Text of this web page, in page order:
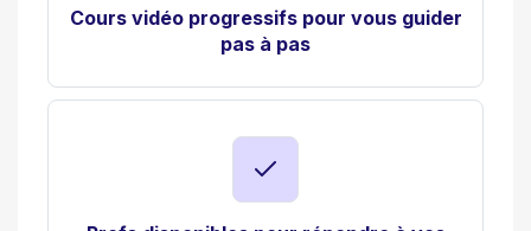
Cours vidéo progressifs pour vous guider
pas à pas